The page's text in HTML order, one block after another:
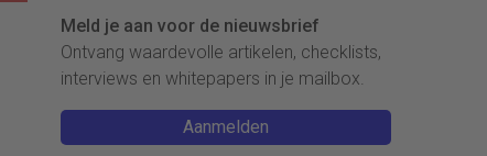
Meld je aan voor de nieuwsbrief
Ontvang waardevolle artikelen, checklists,
interviews en whitepapers in je mailbox.
Aanmelden